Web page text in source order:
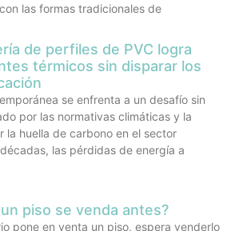
las formas tradicionales de
de perfiles de PVC logra
térmicos sin disparar los
se enfrenta a un desafío sin
por las normativas climáticas y la
la huella de carbono en el sector
las pérdidas de energía a
piso se venda antes?
pone en venta un piso, espera venderlo